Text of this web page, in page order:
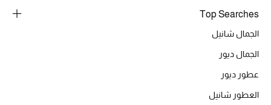
تسوقوا توتيمي
Top Searches
الجمال شانيل
الجمال ديور
عطور ديور
العطور شانيل